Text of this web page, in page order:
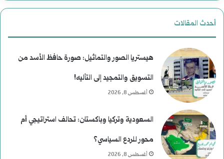
أحدث المقالات
هيستريا الصور والتماثيل: صورة حافظ الأسد من
التسويق والتمجيد إلى التأليه!
أغسطس 8, 2026
السعودية وتركيا وباكستان: تحالف استراتيجي أم
محور للردع السياسي؟
أغسطس 8, 2026